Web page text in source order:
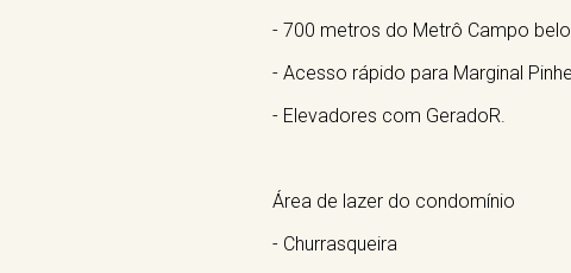
- 700 metros do Metrô Campo belo
- Acesso rápido para Marginal
- Elevadores com GeradoR.
Área de lazer do condomínio
- Churrasqueira